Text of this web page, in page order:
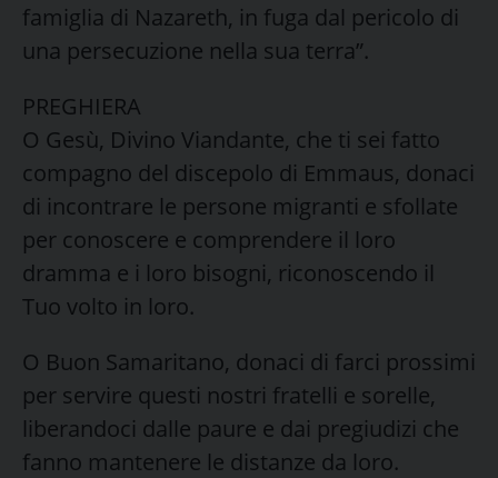
famiglia di Nazareth, in fuga dal pericolo di
una persecuzione nella sua terra”.
PREGHIERA
O Gesù, Divino Viandante, che ti sei fatto
compagno del discepolo di Emmaus, donaci
di incontrare le persone migranti e sfollate
per conoscere e comprendere il loro
dramma e i loro bisogni, riconoscendo il
Tuo volto in loro.
O Buon Samaritano, donaci di farci prossimi
per servire questi nostri fratelli e sorelle,
liberandoci dalle paure e dai pregiudizi che
fanno mantenere le distanze da loro.